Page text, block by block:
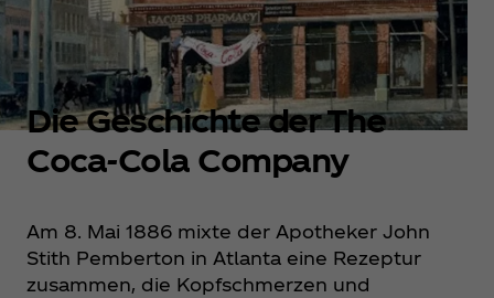
Die Geschichte der The
Coca‑Cola Company
Am 8. Mai 1886 mixte der Apotheker John
Stith Pemberton in Atlanta eine Rezeptur
zusammen, die Kopfschmerzen und